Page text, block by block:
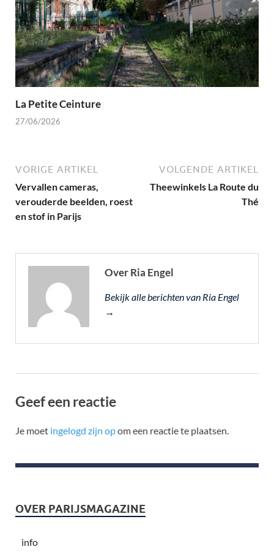
La Petite Ceinture
27/06/2026
VORIGE ARTIKEL
Vervallen cameras,
verouderde beelden, roest
en stof in Parijs
VOLGENDE ARTIKEL
Theewinkels La Route du
Thé
Over Ria Engel
Bekijk alle berichten van Ria Engel
→
Geef een reactie
Je moet ingelogd zijn opom een reactie te plaatsen.
OVER PARIJSMAGAZINE
info